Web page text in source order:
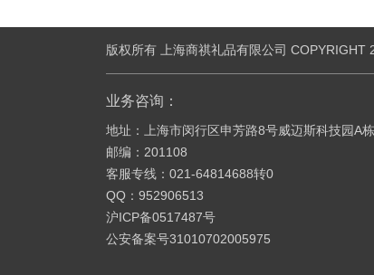
版权所有 上海商祺礼品有限公司
业务咨询：
地址：上海市闵行区申芳路8号威迈斯科技园A
邮编：201108
客服专线：021-64814688转0
QQ：952906513
沪ICP备0517487号
公安备案号31010702005975